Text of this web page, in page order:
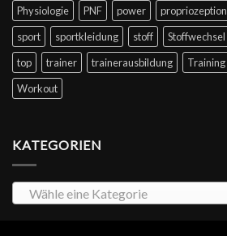
Physiologie
PNF power propriozeption
sport
sportkleidung stoff Stoffwechsel
top
trainer trainerausbildung Training
Workout
KATEGORIEN
Wähle eine Kategorie